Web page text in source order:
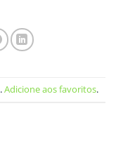
.Adicione aos favoritos.